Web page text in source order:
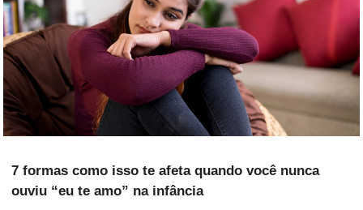
7 formas como isso te afeta quando você nunca
ouviu “eu te amo” na infância